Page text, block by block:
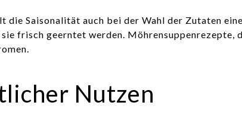
die Saisonalität auch bei der Wahl der Zutaten
frisch geerntet werden. Möhrensuppenrezepte,
Nutzen